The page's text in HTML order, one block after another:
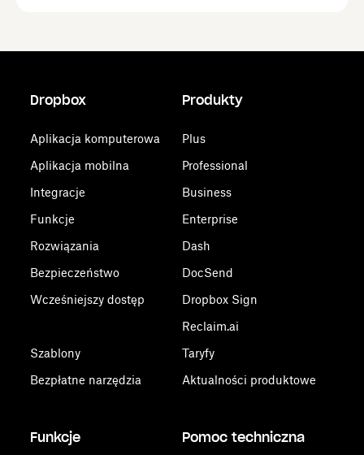
Dropbox
Aplikacja komputerowa
Aplikacja mobilna
Integracje
Funkcje
Rozwiązania
Bezpieczeństwo
Wcześniejszy dostęp
Szablony
Bezpłatne narzędzia
Produkty
Plus
Professional
Business
Enterprise
Dash
DocSend
Dropbox Sign
Reclaim.ai
Taryfy
Aktualności produktowe
Funkcje Pomoc techniczna